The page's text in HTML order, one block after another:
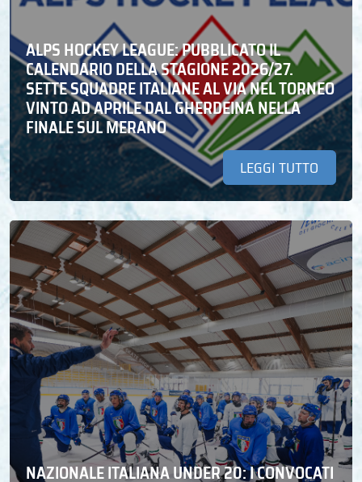
ALPS HOCKEY LEAGUE: PUBBLICATO IL
CALENDARIO DELLA STAGIONE 2026/27.
SETTE SQUADRE ITALIANE AL VIA NEL TORNEO
VINTO AD APRILE DAL GHERDEINA NELLA
FINALE SUL MERANO
LEGGI TUTTO
NAZIONALE ITALIANA UNDER 20: I CONVOCATI